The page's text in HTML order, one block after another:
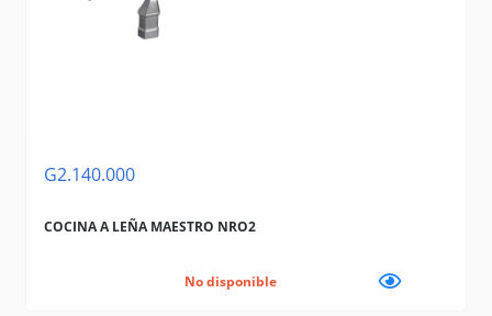
G2.140.000
COCINA A LEÑA MAESTRO NRO2
No disponible